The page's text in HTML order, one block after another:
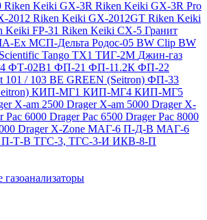
Riken Keiki GX-3R Riken Keiki GX-3R Pro
2012 Riken Keiki GX-2012GT Riken Keiki
Keiki FP-31 Riken Keiki CX-5 Гранит
Ех МСП-Дельта Родос-05 BW Clip BW
Tango TX1 ТИГ-2М Джин-газ
ФТ-02В1 ФП-21 ФП-11.2К ФП-22
101 / 103 BE GREEN (Seitron) ФП-33
КИП-МГ1 КИП-МГ4 КИП-МГ5
X-am 2500 Drager X-am 5000 Drager X-
Pac 6000 Drager Pac 6500 Drager Pac 8000
Drager X-Zone МАГ-6 П-Д-В МАГ-6
Т-В ТГС-3, ТГС-3-И ИКВ-8-П